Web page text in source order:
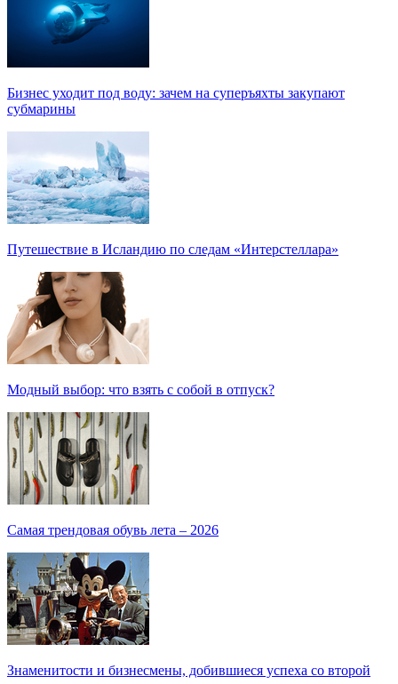
Бизнес уходит под воду: зачем на суперъяхты закупают
субмарины
Путешествие в Исландию по следам «Интерстеллара»
Модный выбор: что взять с собой в отпуск?
Самая трендовая обувь лета – 2026
Знаменитости и бизнесмены, добившиеся успеха со второй